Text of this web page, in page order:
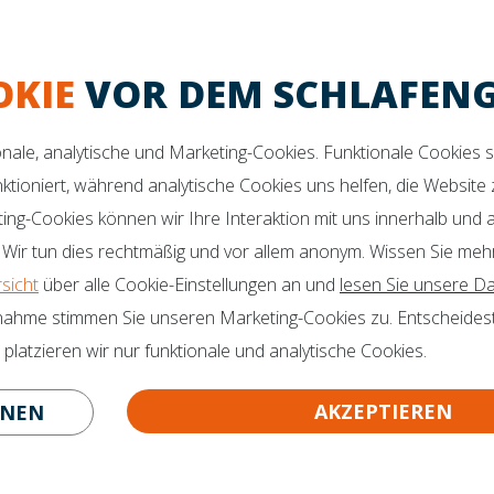
VOR DEM
analytische und Marketing-Cookies. Funktionale Cookies
während analytische Cookies uns helfen, die Website
Cookies können wir Ihre Interaktion mit uns innerhalb und
tun dies rechtmäßig und vor allem anonym. Wissen Sie
über alle Cookie-Einstellungen an und lesen Sie unsere
stimmen Sie unseren Marketing-Cookies zu.
wir nur funktionale und analytische Cookies.
AKZEPTIEREN
NOCH FRAGEN?
243050
Botschafter